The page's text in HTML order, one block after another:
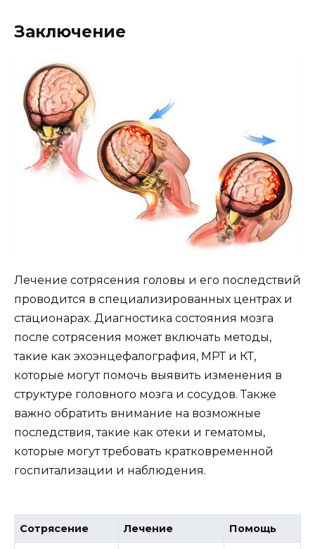
Заключение
Лечение сотрясения головы и его последствий
проводится в специализированных центрах и
стационарах. Диагностика состояния мозга
после сотрясения может включать методы,
такие как эхоэнцефалография, МРТ и КТ,
которые могут помочь выявить изменения в
структуре головного мозга и сосудов. Также
важно обратить внимание на возможные
последствия, такие как отеки и гематомы,
которые могут требовать кратковременной
госпитализации и наблюдения.
Сотрясение Лечение Помощь